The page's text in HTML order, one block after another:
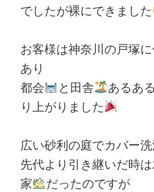
でしたが裸にできました
お客様は神奈川の戸塚
あり
都会
と田舎 あるあ
り上がりました
広い砂利の庭でカバー
先代より引き継いだ時
家
だったのですが